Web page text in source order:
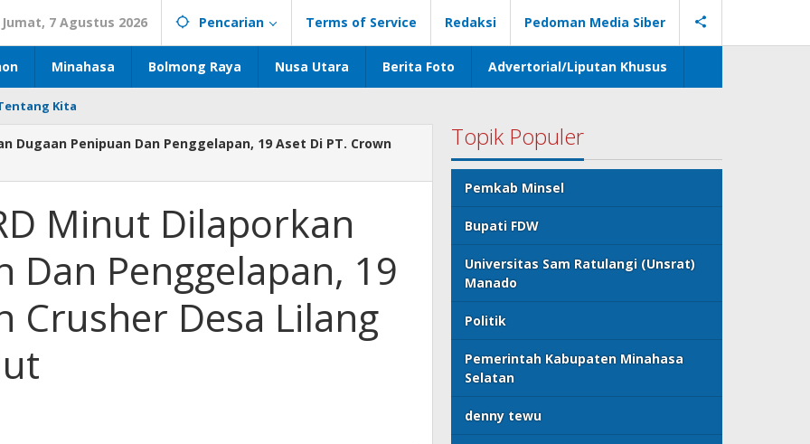
Jumat, 7 Agustus 2026 Pencarian Terms of Service Redaksi Pedoman Media Siber
Minahasa Bolmong Raya Nusa Utara Berita Foto Advertorial/Liputan Khusus
Kita
Dugaan Penipuan Dan Penggelapan, 19 Aset Di PT. Crown
Minut Dilaporkan
Dan Penggelapan, 19
Crusher Desa Lilang
Topik Populer
Pemkab Minsel
Bupati FDW
Universitas Sam Ratulangi (Unsrat)
Manado
Politik
Pemerintah Kabupaten Minahasa
Selatan
denny tewu